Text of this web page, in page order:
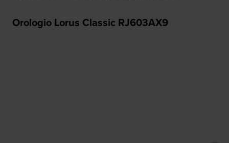
Orologio Lorus Classic RJ603AX9